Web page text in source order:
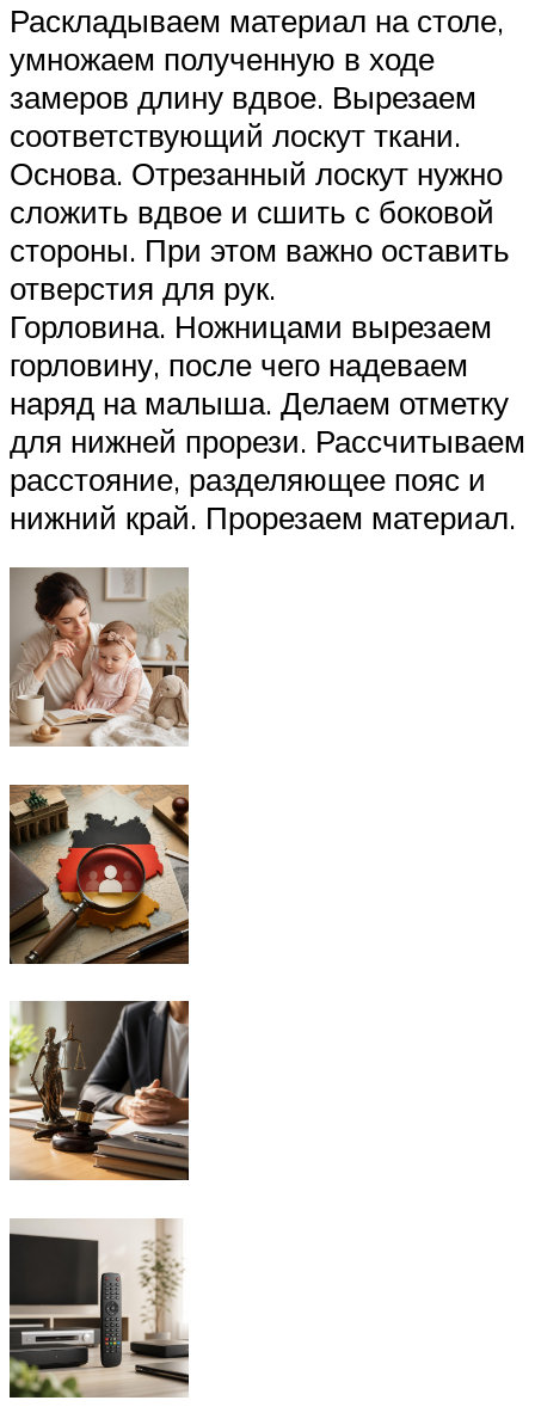
Раскладываем материал на столе,
умножаем полученную в ходе
замеров длину вдвое. Вырезаем
соответствующий лоскут ткани.
Основа. Отрезанный лоскут нужно
сложить вдвое и сшить с боковой
стороны. При этом важно оставить
отверстия для рук.
Горловина. Ножницами вырезаем
горловину, после чего надеваем
наряд на малыша. Делаем отметку
для нижней прорези. Рассчитываем
расстояние, разделяющее пояс и
нижний край. Прорезаем материал.